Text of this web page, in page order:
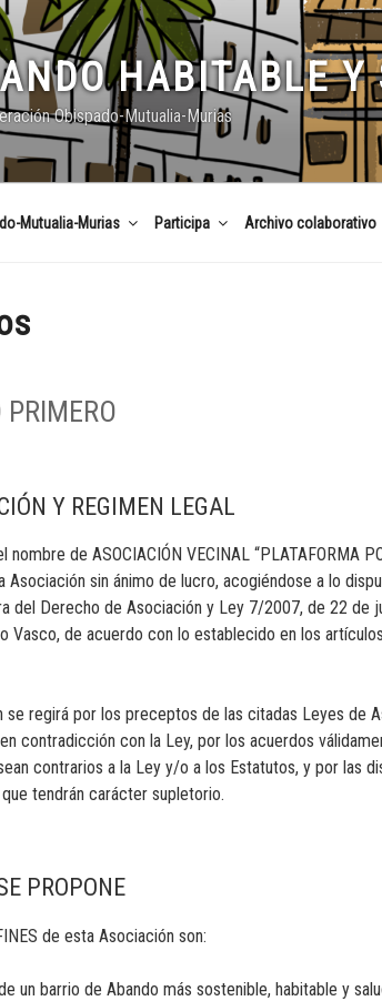
HABITABLE Y
Obispado-Mutualia-Murias
Mutualia-Murias Participa Archivo colaborativo
Y REGIMEN LEGAL
nombre de ASOCIACIÓN VECINAL “PLATAFORMA
Asociación sin ánimo de lucro, acogiéndose a lo
del Derecho de Asociación y Ley 7/2007, de 22 de
Vasco, de acuerdo con lo establecido en los
se regirá por los preceptos de las citadas Leyes de
contradicción con la Ley, por los acuerdos
contrarios a la Ley y/o a los Estatutos, y por las
tendrán carácter supletorio.
PROPONE
de esta Asociación son:
un barrio de Abando más sostenible, habitable y